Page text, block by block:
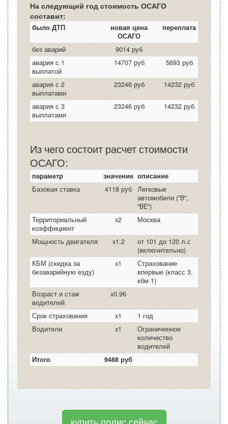
На следующий год стоимость ОСАГО
составит:
было ДТП
новая цена
ОСАГО
переплата
без аварий
9014 руб
авария с 1
выплатой
14707 руб 5693 руб
авария с 2
выплатами
23246 руб 14232 руб
авария с 3
выплатами
23246 руб 14232 руб
Из чего состоит расчет стоимости
ОСАГО:
параметр значение описание
Базовая ставка
4118 руб
Легковые
автомобили ("B",
"BE")
Территориальный
коэффициент
x2 Москва
Мощность двигателя x1.2
от 101 до 120 л.с
(включительно)
КБМ (скидка за
безаварийную езду)
x1
Страхование
впервые (класс 3,
кбм 1)
Возраст и стаж
водителей
x0.96
Срок страхования x1
1 год
Водители
x1
Ограниченное
количество
водителей
Итого
9488 руб